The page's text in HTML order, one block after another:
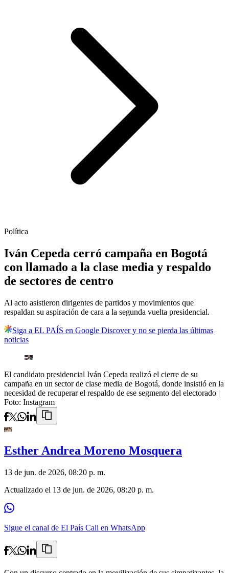
Política
Iván Cepeda cerró campaña en Bogotá
con llamado a la clase media y respaldo
de sectores de centro
Al acto asistieron dirigentes de partidos y movimientos que
respaldan su aspiración de cara a la segunda vuelta presidencial.
Siga a EL PAÍS en Google Discover y no se pierda las últimas
noticias
El candidato presidencial Iván Cepeda realizó el cierre de su
campaña en un sector de clase media de Bogotá, donde insistió en la
necesidad de recuperar el respaldo de ese segmento del electorado |
Foto: Instagram
Esther Andrea Moreno Mosquera
13 de jun. de 2026, 08:20 p. m.
Actualizado el 13 de jun. de 2026, 08:20 p. m.
Sigue el canal de El País Cali en WhatsApp